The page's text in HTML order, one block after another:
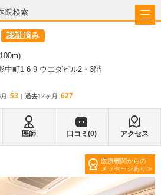
院検索
認証済み
)
中町1-6-9 ウエダビル2・3階
: 53 過去12ヶ月: 627
医師 口コミ(0) アクセス
医療機関からの
メッセージあり